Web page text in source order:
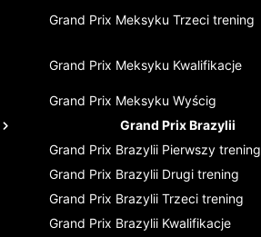
Grand Prix Meksyku Trzeci trening
Grand Prix Meksyku Kwalifikacje
Grand Prix Meksyku Wyścig
Grand Prix Brazylii
Grand Prix Brazylii Pierwszy trening
Grand Prix Brazylii Drugi trening
Grand Prix Brazylii Trzeci trening
Grand Prix Brazylii Kwalifikacje